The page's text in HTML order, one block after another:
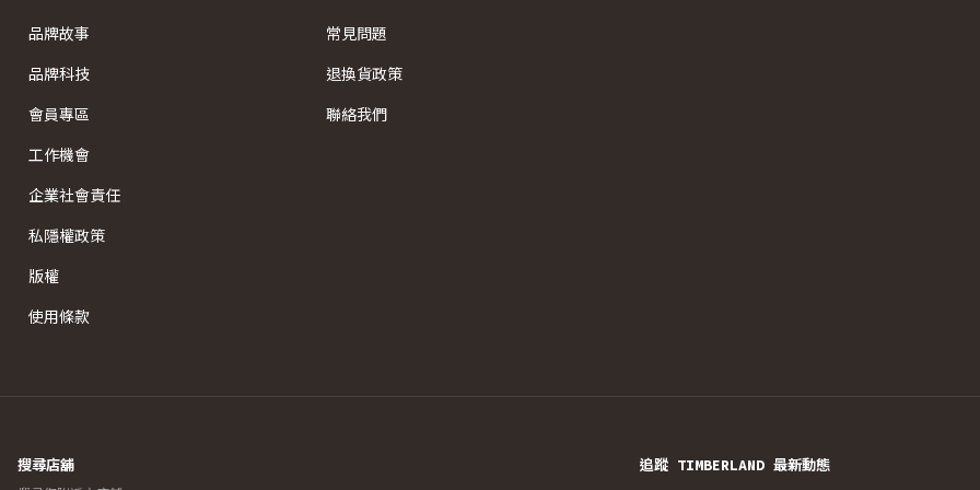
品牌故事
品牌科技
會員專區
工作機會
企業社會責任
私隱權政策
版權
使用條款
常見問題
退換貨政策
聯絡我們
搜尋店舖 追蹤 TIMBERLAND 最新動態